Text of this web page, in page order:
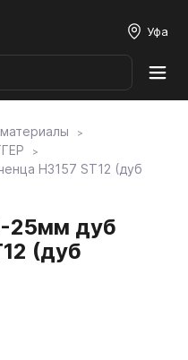
Уфа
H3157 ST12 (дуб
дуб
(дуб